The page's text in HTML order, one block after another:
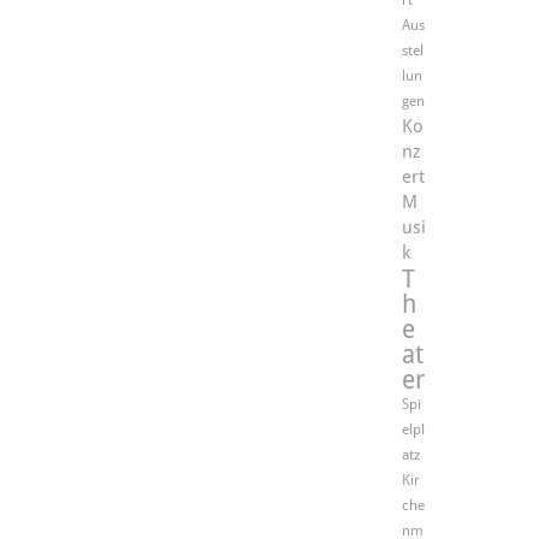
Aus
stel
lun
gen
Ko
nz
ert
M
usi
k
T
h
e
at
er
Spi
elpl
atz
Kir
che
nm